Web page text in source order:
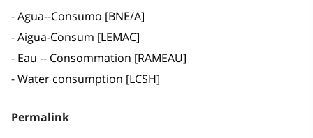
Agua--Consumo [BNE/A]
Aigua-Consum [LEMAC]
Eau -- Consommation [RAMEAU]
Water consumption [LCSH]
Permalink